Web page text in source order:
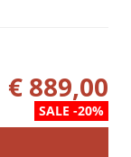
€ 889,00
SALE -20%